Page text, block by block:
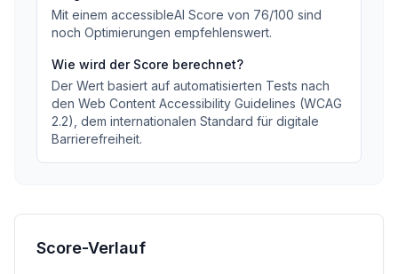
Mit einem accessibleAI Score von 76/100 sind
noch Optimierungen empfehlenswert.
Wie wird der Score berechnet?
Der Wert basiert auf automatisierten Tests nach
den Web Content Accessibility Guidelines (WCAG
2.2), dem internationalen Standard für digitale
Barrierefreiheit.
Score-Verlauf